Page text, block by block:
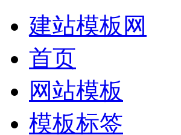
建站模板网
首页
网站模板
模板标签